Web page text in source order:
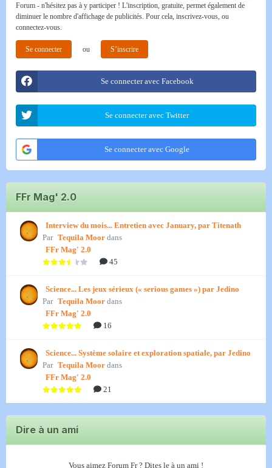
Forum - n'hésitez pas à y participer ! L'inscription, gratuite, permet également de
diminuer le nombre d'affichage de publicités. Pour cela, inscrivez-vous, ou
connectez-vous.
Se connecter ou S’inscrire
Se connecter avec Facebook
Se connecter avec Twitter
Se connecter avec Google
FFr Mag' 2.0
Interview du mois... Entretien avec January, par Titenath
Par Tequila Moor dans
FFr Mag' 2.0
45
Science... Les jeux sérieux (« serious games ») par Jedino
Par Tequila Moor dans
FFr Mag' 2.0
16
Science... Système solaire et exploration spatiale, par Jedino
Par Tequila Moor dans
FFr Mag' 2.0
21
Dire à un ami
Vous aimez Forum Fr ? Dites le à un ami !